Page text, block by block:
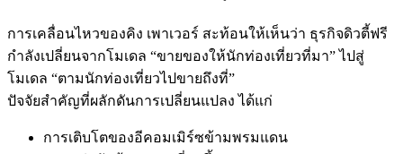
การเคลื่อนไหวของคิง เพาเวอร์ สะท้อนให้เห็นว่า ธุรกิจดิวตี้ฟรี
กำลังเปลี่ยนจากโมเดล “ขายของให้นักท่องเที่ยวที่มา” ไปสู่
โมเดล “ตามนักท่องเที่ยวไปขายถึงที่”
ปัจจัยสำคัญที่ผลักดันการเปลี่ยนแปลง ได้แก่
การเติบโตของอีคอมเมิร์ซข้ามพรมแดน